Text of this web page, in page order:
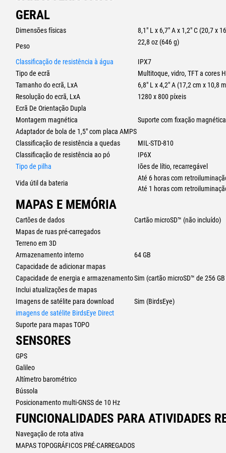
MONTAGEM SEGURA
viagem em grupo móvel.
Ou emparelhe o seu dispositivo com o Localizador de viagens em grupo
monitorização do grupo.
PLANIFICADOR DE ROTAS FÁCIL
Utilize a aplicação Tread para planear rotas facilmente com os mesmos
no equipamento Tread.
SINCRONIZE FACILMENTE OS SEUS DISPOSITIVOS
Utilize a aplicação Tread para sincronizar pontos de passagem, trajetos,
partilhe facilmente ficheiros GPX.
METEOROLOGIA EM TEMPO REAL
Que condições meteorológicas nos esperam? Emparelhe o dispositivo
Tread para aceder a previsões meteorológicas em tempo real, alertas de
LOCALIZE A SUA MATILHA
Emparelhe o Tread sem fios com determinados localizadores de cães com
localizar e a recuperar os seus cães de desporto no terreno. Serão
localização, sobrepostos no ecrã do mapa do equipamento de navegação
GERAL
Dimensões físicas
8,1" L x 6,7" A x 1,2" C (20,7 x
Peso
22,8 oz (646 g)
Classificação de resistência à água
IPX7
Tipo de ecrã
Multitoque, vidro, TFT a cores
Tamanho do ecrã, LxA
6,8" L x 4,2" A (17,2 cm x 10,8
Resolução do ecrã, LxA
1280 x 800 píxeis
Ecrã De Orientação Dupla
Montagem magnética
Suporte com fixação magnética
Adaptador de bola de 1,5" com placa AMPS
Classificação de resistência a quedas
MIL-STD-810
Classificação de resistência ao pó
IP6X
Tipo de pilha
Iões de lítio, recarregável
Vida útil da bateria
Até 6 horas com
Até 1 horas com
MAPAS E MEMÓRIA
Cartões de dados
Cartão microSD™ (não incluído)
Mapas de ruas pré-carregados
Terreno em 3D
Armazenamento interno
64 GB
Capacidade de adicionar mapas
Capacidade de energia e armazenamentoSim (cartão microSD™ de 256
Inclui atualizações de mapas
Imagens de satélite para download
Sim (BirdsEye)
imagens de satélite BirdsEye Direct
Suporte para mapas TOPO
SENSORES
GPS
Galileo
Altímetro barométrico
Bússola
Posicionamento multi-GNSS de 10 Hz
FUNCIONALIDADES PARA ATIVIDADES
Navegação de rota ativa
MAPAS TOPOGRÁFICOS PRÉ-CARREGADOS